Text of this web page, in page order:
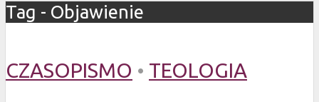
Tag - Objawienie
CZASOPISMO • TEOLOGIA